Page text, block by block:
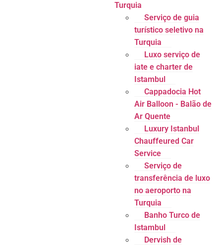
Turquia
Serviço de guia
turístico seletivo na
Turquia
Luxo serviço de
iate e charter de
Istambul
Cappadocia Hot
Air Balloon - Balão de
Ar Quente
Luxury Istanbul
Chauffeured Car
Service
Serviço de
transferência de luxo
no aeroporto na
Turquia
Banho Turco de
Istambul
Dervish de